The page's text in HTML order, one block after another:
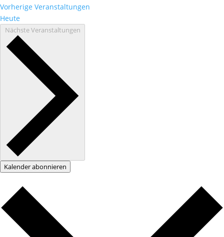
Vorherige Veranstaltungen
Heute
NächsteVeranstaltungen
Kalender abonnieren